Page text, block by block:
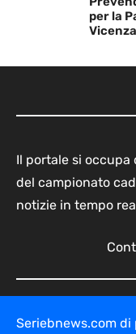
per la
Il portale si
del campionato
notizie in tempo
Seriebnews.com di